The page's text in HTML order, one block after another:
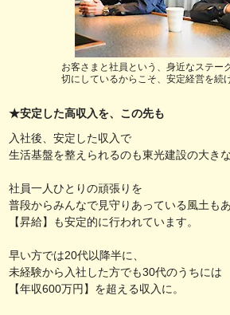
お客さまと社員という、身近なステー
切にしているからこそ、安定経営を続
★安定した高収入を、この先も
入社後、安定した収入で
生活基盤を整えられるのも東光建設の大きな
社員一人ひとりの頑張りを
普段からみんなで見守りあっている風土もあ
【昇給】も安定的に行われています。
早い方では20代以降半に、
未経験から入社した方でも30代のうちには
【年収600万円】を超える収入に。